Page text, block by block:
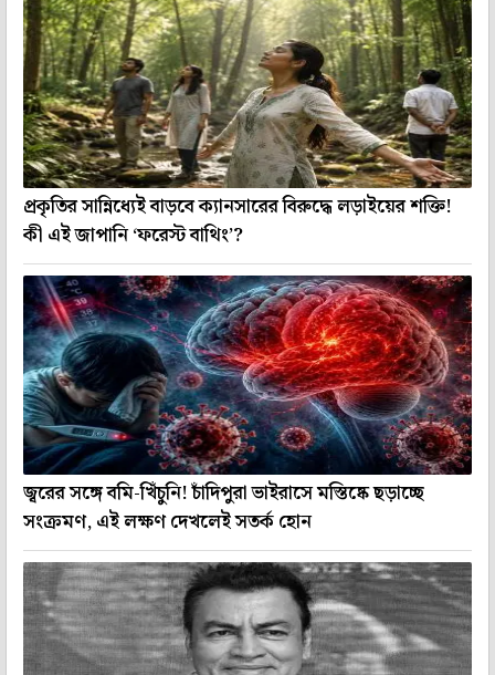
প্রকৃতির সান্নিধ্যেই বাড়বে ক্যানসারের বিরুদ্ধে লড়াইয়ের শক্তি!
কী এই জাপানি ‘ফরেস্ট বাথিং’?
জ্বরের সঙ্গে বমি-খিঁচুনি! চাঁদিপুরা ভাইরাসে মস্তিষ্কে ছড়াচ্ছে
সংক্রমণ, এই লক্ষণ দেখলেই সতর্ক হোন